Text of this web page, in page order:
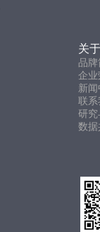
关
品牌
企业
新
联系
研究
数据